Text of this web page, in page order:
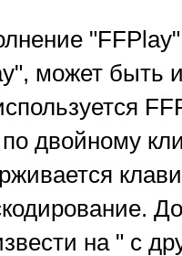
может быть
по двойному
на " с